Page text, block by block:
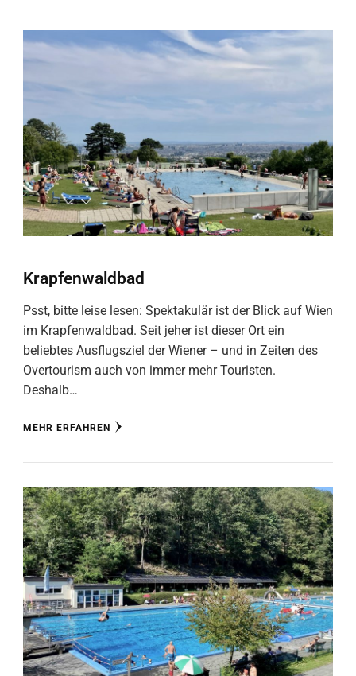
Krapfenwaldbad
Psst, bitte leise lesen: Spektakulär ist der Blick auf Wien
im Krapfenwaldbad. Seit jeher ist dieser Ort ein
beliebtes Ausflugsziel der Wiener – und in Zeiten des
Overtourism auch von immer mehr Touristen.
Deshalb…
MEHR ERFAHREN